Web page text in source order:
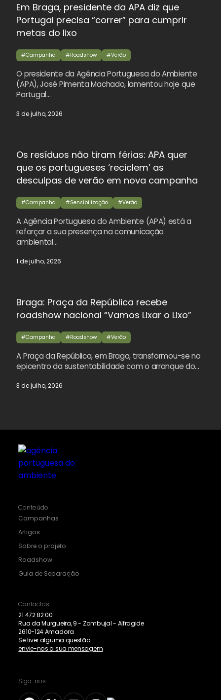
Em Braga, presidente da APA diz que
Portugal precisa “correr” para cumprir
metas do lixo
#Campanha #Roadshow #Verão
O presidente da Agência Portuguesa do Ambiente
(APA), José Pimenta Machado, lamentou hoje que
Portugal…
3 de julho, 2026
Os resíduos não tiram férias: APA quer
que os portugueses ‘reciclem’ as
desculpas de verão em nova campanha
#Campanha #Sensibilização #Verão
A Agência Portuguesa do Ambiente (APA) está a
reforçar a sua presença na comunicação
ambiental…
1 de julho, 2026
Braga: Praça da República recebe
roadshow nacional “Vamos Lixar o Lixo”
#Campanha #Roadshow #Verão
A Praça da República, em Braga, transformou-se no
epicentro da sustentabilidade com o arranque do…
3 de julho, 2026
Conteúdo
Campanhas
Artigos
Sobre o projeto
Roadshow
Guia de Separação
Contactos
21 472 82 00
Rua da Murgueira, 9 - Zambujal - Alfragide
2610-124 Amadora
Se tiver alguma questão
envie-nos a sua mensagem
Siga-nos